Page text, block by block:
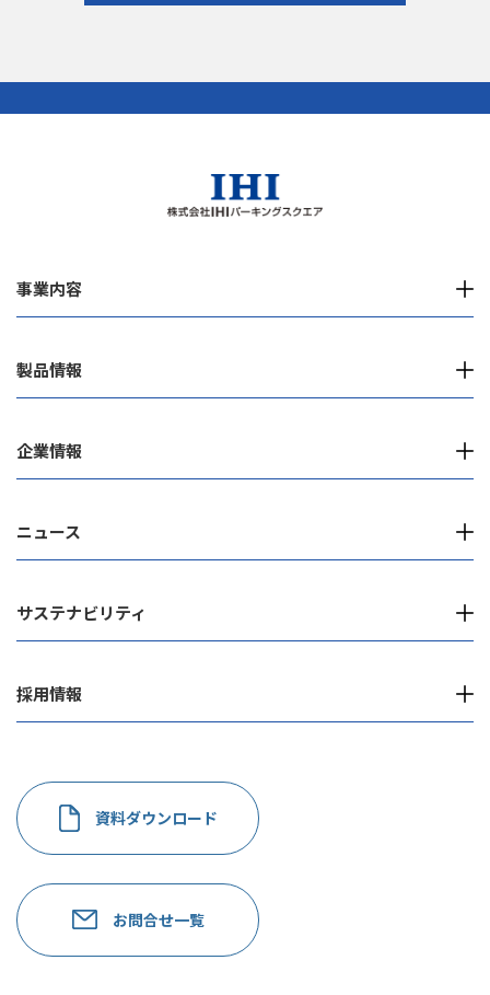
事業内容
製品情報
企業情報
ニュース
サステナビリティ
採用情報
資料ダウンロード
お問合せ一覧